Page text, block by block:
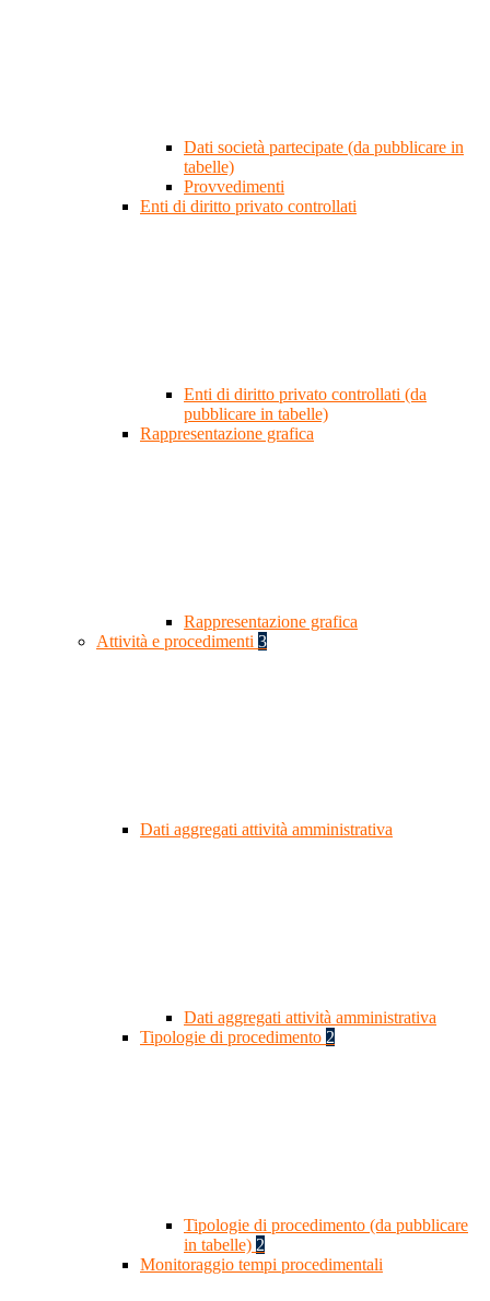
Dati società partecipate (da pubblicare in
tabelle)
Provvedimenti
Enti di diritto privato controllati
Enti di diritto privato controllati (da
pubblicare in tabelle)
Rappresentazione grafica
Rappresentazione grafica
Attività e procedimenti 3
Dati aggregati attività amministrativa
Dati aggregati attività amministrativa
Tipologie di procedimento 2
Tipologie di procedimento (da pubblicare
in tabelle) 2
Monitoraggio tempi procedimentali